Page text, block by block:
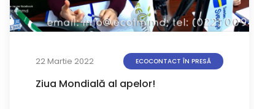
22 Martie 2022 ECOCONTACT ÎN PRESĂ
Ziua Mondială al apelor!